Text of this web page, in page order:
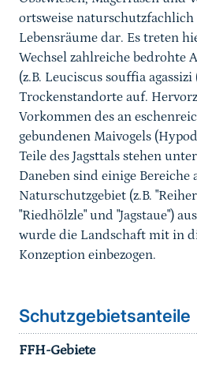
ortsweise naturschutzfachlich
Lebensräume dar. Es treten
Wechsel zahlreiche bedrohte
(z.B. Leuciscus souffia
Trockenstandorte auf.
Vorkommen des an
gebundenen Maivogels
Teile des Jagsttals stehen
Daneben sind einige Bereiche
Naturschutzgebiet (z.B.
"Riedhölzle" und "Jagstaue")
wurde die Landschaft mit in
Konzeption einbezogen.
Schutzgebietsanteile
FFH-Gebiete